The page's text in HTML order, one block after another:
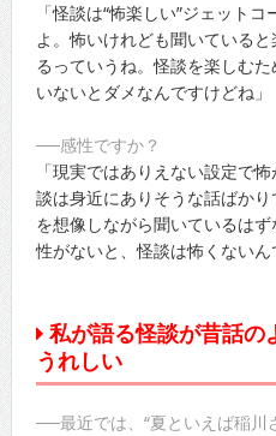
「怪談は“怖楽しい”ジェット
よ。怖いけれども聞いている
るっていうね。怪談を楽しむ
いないとダメなんですけどね」
──感性ですか？
「現実ではありえない設定で
談は身近にありそうな話ばか
を想像しながら聞いているは
性がないと、怪談は怖くないん
私が語る怪談が昔話の
うれしい
──最近では、“夏といえば稲川